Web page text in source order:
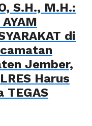
S.H., M.H.:
di
Jember,
Harus
TEGAS